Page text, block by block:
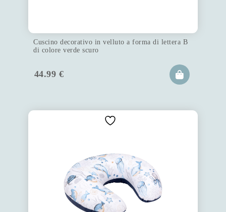
Cuscino decorativo in velluto a forma di lettera B
di colore verde scuro
44.99 €